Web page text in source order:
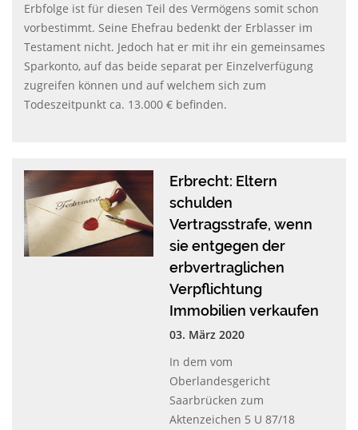
Erbfolge ist für diesen Teil des Vermögens somit schon
vorbestimmt. Seine Ehefrau bedenkt der Erblasser im
Testament nicht. Jedoch hat er mit ihr ein gemeinsames
Sparkonto, auf das beide separat per Einzelverfügung
zugreifen können und auf welchem sich zum
Todeszeitpunkt ca. 13.000 € befinden.
Erbrecht: Eltern
schulden
Vertragsstrafe, wenn
sie entgegen der
erbvertraglichen
Verpflichtung
Immobilien verkaufen
03. März 2020
In dem vom
Oberlandesgericht
Saarbrücken zum
Aktenzeichen 5 U 87/18